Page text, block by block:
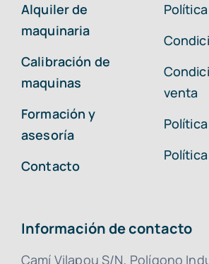
Alquiler de
maquinaria
Calibración de
maquinas
Formación y
asesoría
Contacto
venta
Información de contacto
Camí Vilapou S/N, Polígono